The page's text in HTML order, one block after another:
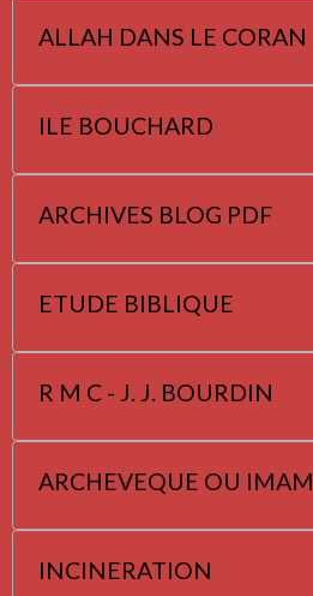
ALLAH DANS LE CORAN
ILE BOUCHARD
ARCHIVES BLOG PDF
ETUDE BIBLIQUE
R M C - J. J. BOURDIN
ARCHEVEQUE OU IMAM
INCINERATION